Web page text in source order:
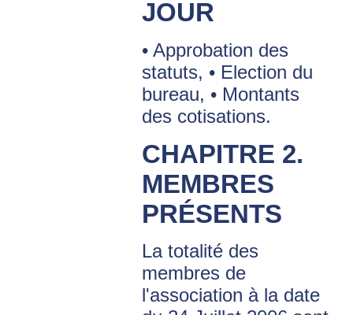
JOUR
• Approbation des
statuts, • Election du
bureau, • Montants
des cotisations.
CHAPITRE 2.
MEMBRES
PRÉSENTS
La totalité des
membres de
l'association à la date